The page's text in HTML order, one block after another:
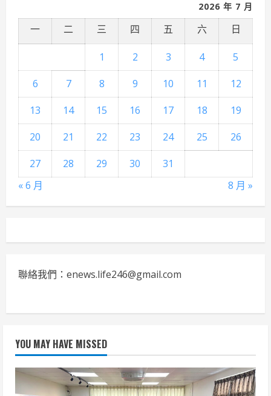
2026 年 7 月
一 二 三 四 五 六 日
1 2 3 4
5
6
7 8 9 10 11
12
13
14 15 16 17 18
19
20
21 22 23 24 25
26
27
28 29 30
31
« 6 月
8 月 »
聯絡我們：enews.life246@gmail.com
YOU MAY HAVE MISSED